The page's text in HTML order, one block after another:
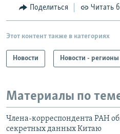
Поделиться Читать
Этот контент также в категориях
Новости Новости - регионы
Материалы по
Члена-корреспондента РАН
секретных данных Китаю